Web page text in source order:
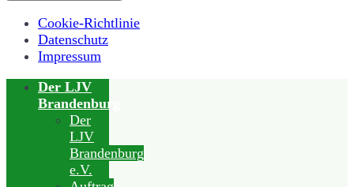
Cookie-Richtlinie
Datenschutz
Impressum
Der LJV
Brandenburg
Der
LJV
Brandenburg
e.V.